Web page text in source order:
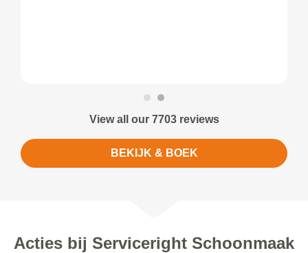
View all our 7703 reviews
BEKIJK & BOEK
Acties bij Serviceright Schoonmaak